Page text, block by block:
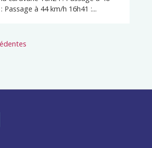
Passage à 44 km/h 16h41 :...